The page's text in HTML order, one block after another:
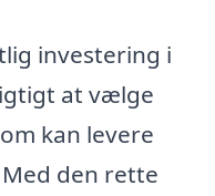
investering i
at vælge
kan levere
den rette